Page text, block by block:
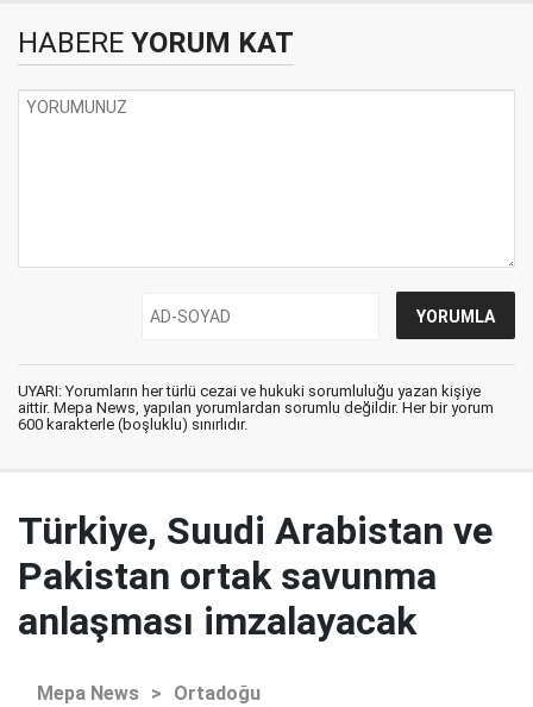
HABERE YORUM KAT
UYARI: Yorumların her türlü cezai ve hukuki sorumluluğu yazan kişiye
aittir. Mepa News, yapılan yorumlardan sorumlu değildir. Her bir yorum
600 karakterle (boşluklu) sınırlıdır.
Türkiye, Suudi Arabistan ve
Pakistan ortak savunma
anlaşması imzalayacak
Mepa News > Ortadoğu